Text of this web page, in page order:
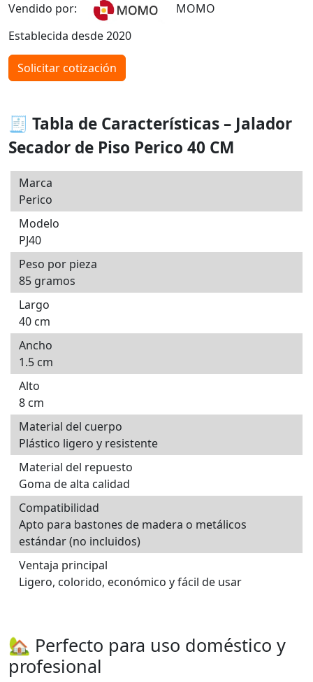
Vendido por:
MOMO
Establecida desde 2020
Solicitar cotización
🧾 Tabla de Características – Jalador
Secador de Piso Perico 40 CM
Marca
Perico
Modelo
PJ40
Peso por pieza
85 gramos
Largo
40 cm
Ancho
1.5 cm
Alto
8 cm
Material del cuerpo
Plástico ligero y resistente
Material del repuesto
Goma de alta calidad
Compatibilidad
Apto para bastones de madera o metálicos
estándar (no incluidos)
Ventaja principal
Ligero, colorido, económico y fácil de usar
🏡 Perfecto para uso doméstico y
profesional